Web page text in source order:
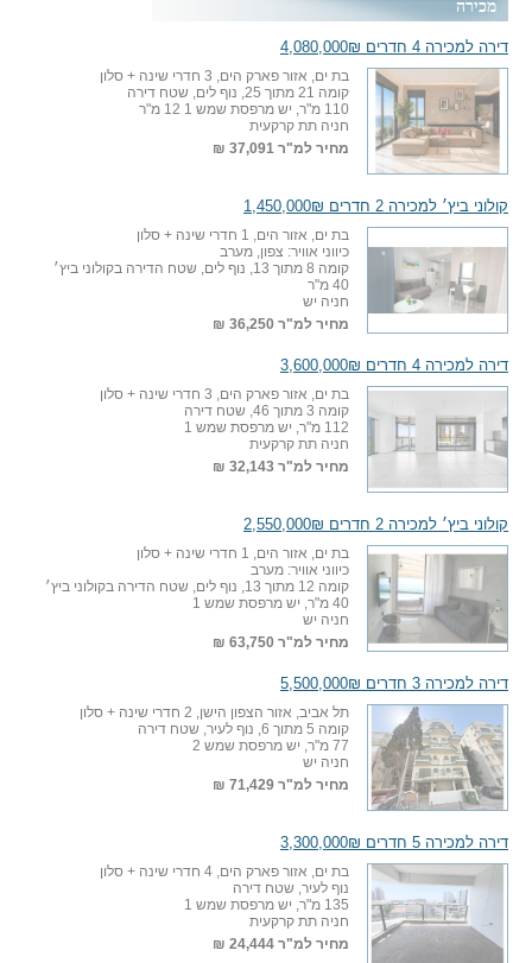
מכירה
דירה למכירה 4 חדרים 4,080,000₪
בת ים, אזור פארק הים, 3 חדרי שינה + סלון
קומה 21 מתוך 25, נוף לים, שטח דירה
110 מ"ר, יש מרפסת שמש 1 12 מ"ר
חניה תת קרקעית
מחיר למ"ר 37,091 ₪
קולוני ביץ׳ למכירה 2 חדרים 1,450,000₪
בת ים, אזור הים, 1 חדרי שינה + סלון
כיווני אוויר: צפון, מערב
קומה 8 מתוך 13, נוף לים, שטח הדירה בקולוני ביץ׳
40 מ"ר
חניה יש
מחיר למ"ר 36,250 ₪
דירה למכירה 4 חדרים 3,600,000₪
בת ים, אזור פארק הים, 3 חדרי שינה + סלון
קומה 3 מתוך 46, שטח דירה
112 מ"ר, יש מרפסת שמש 1
חניה תת קרקעית
מחיר למ"ר 32,143 ₪
קולוני ביץ׳ למכירה 2 חדרים 2,550,000₪
בת ים, אזור הים, 1 חדרי שינה + סלון
כיווני אוויר: מערב
קומה 12 מתוך 13, נוף לים, שטח הדירה בקולוני ביץ׳
40 מ"ר, יש מרפסת שמש 1
חניה יש
מחיר למ"ר 63,750 ₪
דירה למכירה 3 חדרים 5,500,000₪
תל אביב, אזור הצפון הישן, 2 חדרי שינה + סלון
קומה 5 מתוך 6, נוף לעיר, שטח דירה
77 מ"ר, יש מרפסת שמש 2
חניה יש
מחיר למ"ר 71,429 ₪
דירה למכירה 5 חדרים 3,300,000₪
בת ים, אזור פארק הים, 4 חדרי שינה + סלון
נוף לעיר, שטח דירה
135 מ"ר, יש מרפסת שמש 1
חניה תת קרקעית
מחיר למ"ר 24,444 ₪